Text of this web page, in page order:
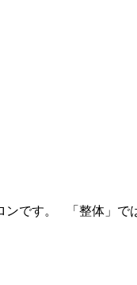
です。 「整体」